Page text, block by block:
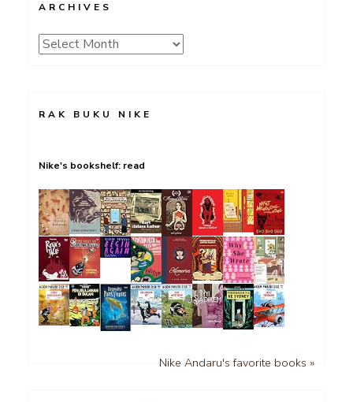
ARCHIVES
Archives
RAK BUKU NIKE
Nike's bookshelf: read
Nike Andaru's favorite books »